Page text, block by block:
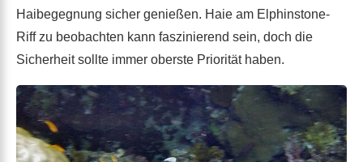
Haibegegnung sicher genießen. Haie am Elphinstone-
Riff zu beobachten kann faszinierend sein, doch die
Sicherheit sollte immer oberste Priorität haben.